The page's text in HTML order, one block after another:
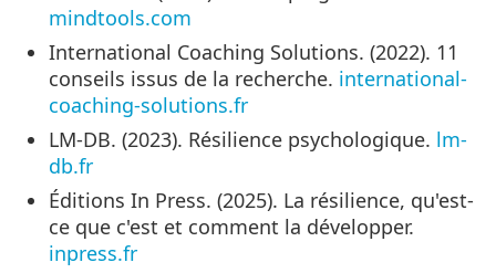
mindtools.com
International Coaching Solutions. (2022). 11
conseils issus de la recherche. international-
coaching-solutions.fr
LM-DB. (2023). Résilience psychologique. lm-
db.fr
Éditions In Press. (2025). La résilience, qu'est-
ce que c'est et comment la développer.
inpress.fr